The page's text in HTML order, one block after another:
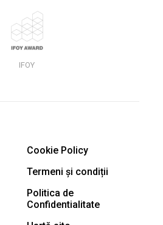
IFOY
Cookie Policy
Termeni și condiții
Politica de
Confidentialitate